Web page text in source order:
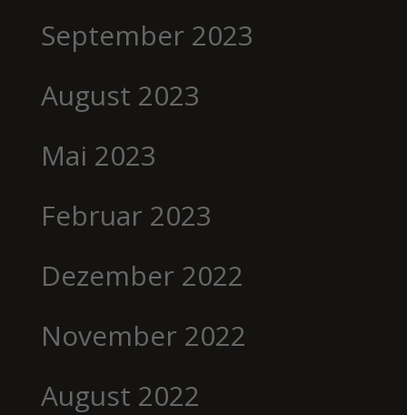
September 2023
August 2023
Mai 2023
Februar 2023
Dezember 2022
November 2022
August 2022